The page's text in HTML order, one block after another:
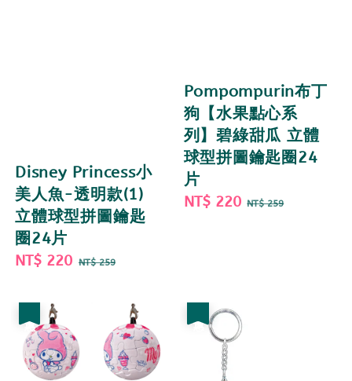
Disney Princess小
美人魚-透明款(1)
立體球型拼圖鑰匙
圈24片
Sale
NT$ 220 Regular
NT$ 259
Pompompurin布丁
狗【水果點心系
列】碧綠甜瓜 立體
球型拼圖鑰匙圈24
片
Sale
NT$ 220 Regular
NT$ 259